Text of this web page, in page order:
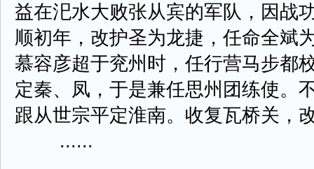
益在汜水大败张从宾的军队，因战
顺初年，改护圣为龙捷，任命全斌
慕容彦超于兖州时，任行营马步都
定秦、凤，于是兼任思州团练使。
跟从世宗平定淮南。收复瓦桥关，
......